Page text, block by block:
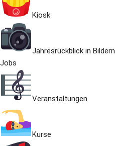
Kiosk
Jahresrückblick in Bildern
Jobs
Veranstaltungen
Kurse